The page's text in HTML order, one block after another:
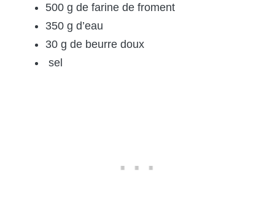
500 g de farine de froment
350 g d’eau
30 g de beurre doux
sel